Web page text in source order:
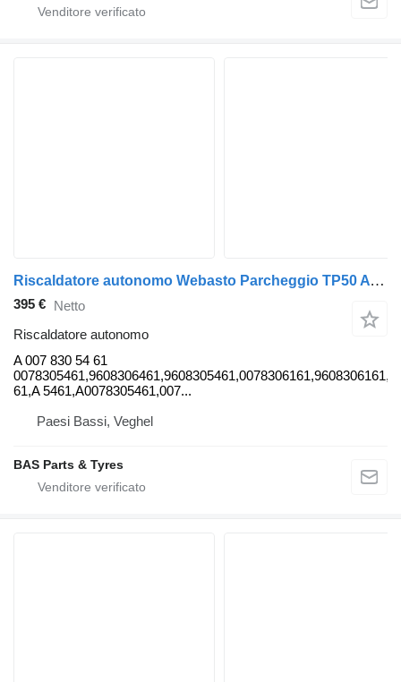
Riscaldatore autonomo Webasto Parcheggio TP50 A 007 830 54 61 per camion Webasto
395 € Netto
Riscaldatore autonomo
A 007 830 54 61
0078305461,9608306461,9608305461,0078306161,9608306161,A
61,A 5461,A0078305461,007...
Paesi Bassi, Veghel
BAS Parts & Tyres